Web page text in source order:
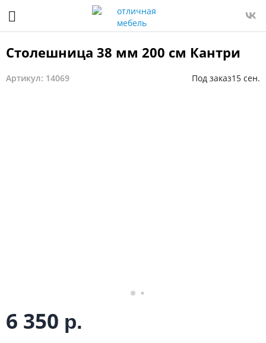
Столешница 38 мм 200 см Кантри
Артикул: 14069 Под заказ15 сен.
6 350 р.